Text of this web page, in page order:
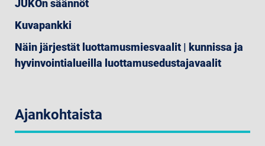
JUKOn säännöt
Kuvapankki
Näin järjestät luottamusmiesvaalit | kunnissa ja
hyvinvointialueilla luottamusedustajavaalit
Ajankohtaista